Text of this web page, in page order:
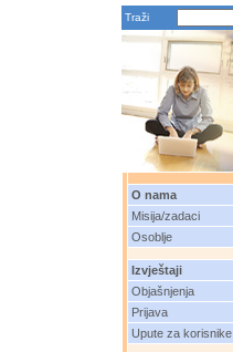
Traži
O nama
Misija/zadaci
Osoblje
Izvještaji
Objašnjenja
Prijava
Upute za korisnike